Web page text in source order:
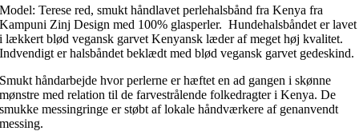
Model: Terese red, smukt håndlavet perlehalsbånd fra Kenya fra
Kampuni Zinj Design med 100% glasperler. Hundehalsbåndet er lavet
i lækkert blød vegansk garvet Kenyansk læder af meget høj kvalitet.
Indvendigt er halsbåndet beklædt med blød vegansk garvet gedeskind.
Smukt håndarbejde hvor perlerne er hæftet en ad gangen i skønne
mønstre med relation til de farvestrålende folkedragter i Kenya. De
smukke messingringe er støbt af lokale håndværkere af genanvendt
messing.